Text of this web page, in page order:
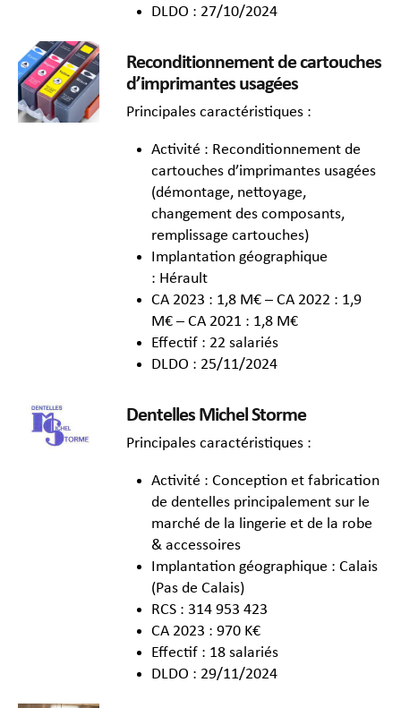
DLDO : 27/10/2024
Reconditionnement de cartouches
d’imprimantes usagées
Principales caractéristiques :
Activité : Reconditionnement de
cartouches d’imprimantes usagées
(démontage, nettoyage,
changement des composants,
remplissage cartouches)
Implantation géographique
: Hérault
CA 2023 : 1,8 M€ – CA 2022 : 1,9
M€ – CA 2021 : 1,8 M€
Effectif : 22 salariés
DLDO : 25/11/2024
Dentelles Michel Storme
Principales caractéristiques :
Activité : Conception et fabrication
de dentelles principalement sur le
marché de la lingerie et de la robe
& accessoires
Implantation géographique : Calais
(Pas de Calais)
RCS : 314 953 423
CA 2023 : 970 K€
Effectif : 18 salariés
DLDO : 29/11/2024